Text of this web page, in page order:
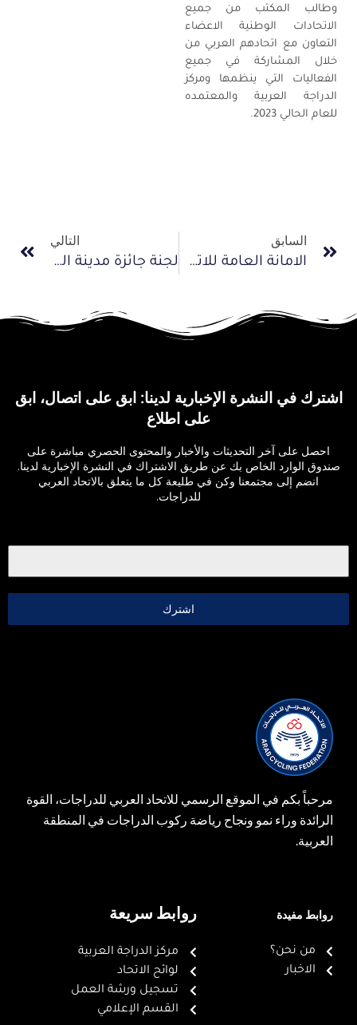
وطالب المكتب من جميع
الاتحادات الوطنية الاعضاء
التعاون مع اتحادهم العربي من
خلال المشاركة في جميع
الفعاليات التي ينظمها ومركز
الدراجة العربية والمعتمده
للعام الحالي 2023.
السابق
الامانة العامة للاتحاد تعقد اجتماعات تنسيقية مع رؤساء اللجان المعاونة
التالي
لجنة جائزة مدينة الدراجة العربية تعقد اجتماعها الاول
اشترك في النشرة الإخبارية لدينا: ابق على اتصال، ابق
على اطلاع
احصل على آخر التحديثات والأخبار والمحتوى الحصري مباشرة على
صندوق الوارد الخاص بك عن طريق الاشتراك في النشرة الإخبارية لدينا.
انضم إلى مجتمعنا وكن في طليعة كل ما يتعلق بالاتحاد العربي
للدراجات.
اشترك
مرحباً بكم في الموقع الرسمي للاتحاد العربي للدراجات، القوة
الرائدة وراء نمو ونجاح رياضة ركوب الدراجات في المنطقة
العربية.
روابط مفيدة
من نحن؟
الاخبار
روابط سريعة
مركز الدراجة العربية
لوائح الاتحاد
تسجيل ورشة العمل
القسم الإعلامي